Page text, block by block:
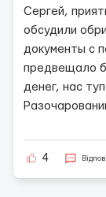
Сергей,
обсудили
документы с
предвещало
денег, нас
4